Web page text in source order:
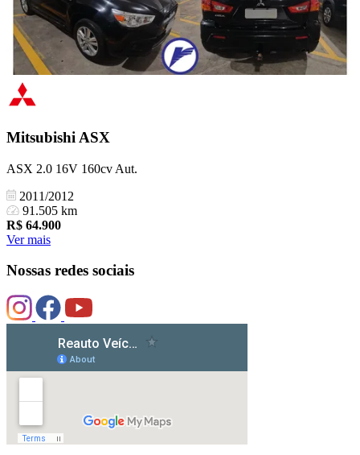
Mitsubishi ASX
ASX 2.0 16V 160cv Aut.
2011/2012
91.505 km
R$ 64.900
Ver mais
Nossas redes sociais